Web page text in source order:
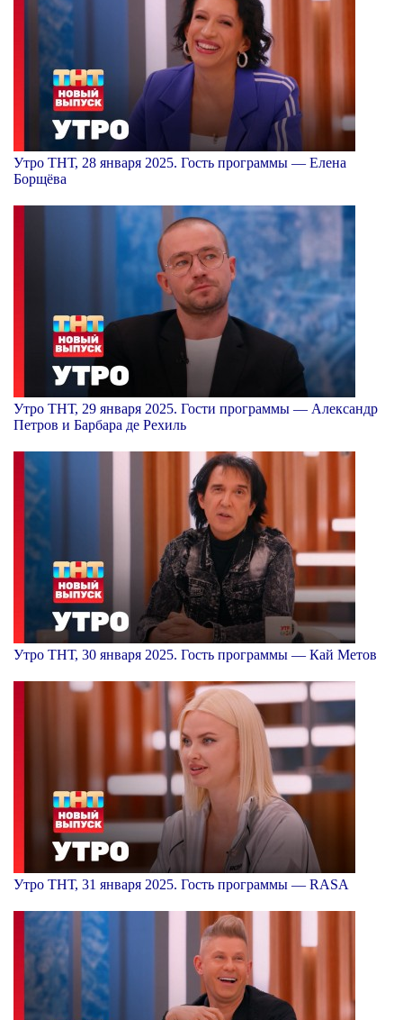
Утро ТНТ, 28 января 2025. Гость программы — Елена
Борщёва
Утро ТНТ, 29 января 2025. Гости программы — Александр
Петров и Барбара де Рехиль
Утро ТНТ, 30 января 2025. Гость программы — Кай Метов
Утро ТНТ, 31 января 2025. Гость программы — RASA